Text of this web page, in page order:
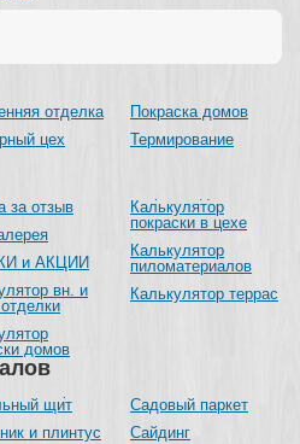
щит
и плинтус
Садовый паркет
Сайдинг
отделка
цех
Покраска домов
Термирование
за отзыв
и АКЦИИ
вн. и
домов
Калькулятор
покраски в цехе
Калькулятор
пиломатериалов
Калькулятор террас